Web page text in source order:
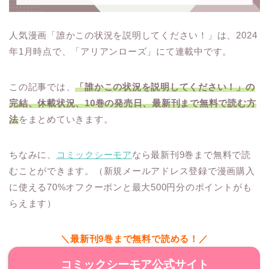
人気漫画「誰かこの状況を説明してください！」は、2024
年1月時点で、「アリアンローズ」にて連載中です。
この記事では、「誰かこの状況を説明してください！」の
完結、休載状況、10巻の発売日、最新刊まで無料で読む方
法をまとめていきます。
ちなみに、 コミックシーモアなら最新刊9巻まで無料で読
むことができます。（新規メールアドレス登録で漫画購入
に使える70%オフクーポンと最大500円分のポイントがも
らえます）
＼最新刊9巻まで無料で読める！／
コミックシーモア公式サイト